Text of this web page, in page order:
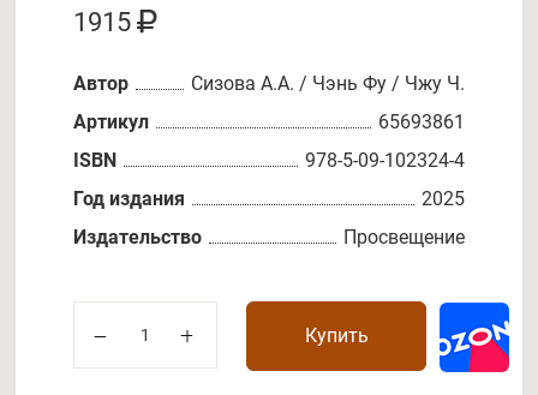
1915
Автор
Сизова А.А. / Чэнь Фу / Чжу Ч.
Артикул
65693861
ISBN
978-5-09-102324-4
Год издания
2025
Издательство
Просвещение
Купить